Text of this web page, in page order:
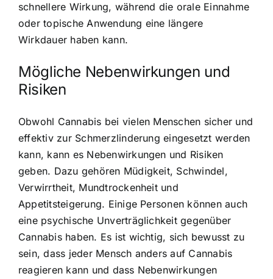
schnellere Wirkung, während die orale Einnahme
oder topische Anwendung eine längere
Wirkdauer haben kann.
Mögliche Nebenwirkungen und
Risiken
Obwohl Cannabis bei vielen Menschen sicher und
effektiv zur Schmerzlinderung eingesetzt werden
kann, kann es Nebenwirkungen und Risiken
geben. Dazu gehören Müdigkeit, Schwindel,
Verwirrtheit, Mundtrockenheit und
Appetitsteigerung. Einige Personen können auch
eine psychische Unverträglichkeit gegenüber
Cannabis haben. Es ist wichtig, sich bewusst zu
sein, dass jeder Mensch anders auf Cannabis
reagieren kann und dass Nebenwirkungen